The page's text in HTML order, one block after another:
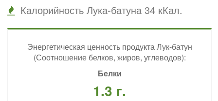
Калорийность Лука-батуна 34 кКал.
Энергетическая ценность продукта Лук-батун
(Соотношение белков, жиров, углеводов):
Белки
1.3 г.